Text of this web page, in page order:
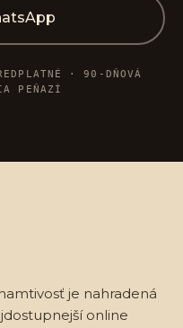
· 90-DŇOVÁ
PEŇAZÍ
je nahradená
online